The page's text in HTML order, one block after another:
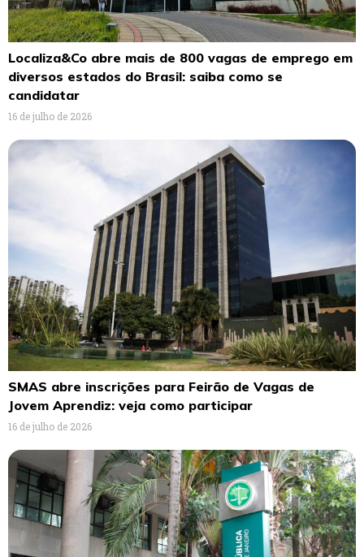
Localiza&Co abre mais de 800 vagas de emprego em
diversos estados do Brasil: saiba como se
candidatar
16 de julho de 2026
SMAS abre inscrições para Feirão de Vagas de
Jovem Aprendiz: veja como participar
16 de julho de 2026